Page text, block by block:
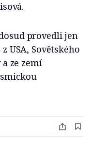
provedli jen
USA, Sovětského
a ze zemí